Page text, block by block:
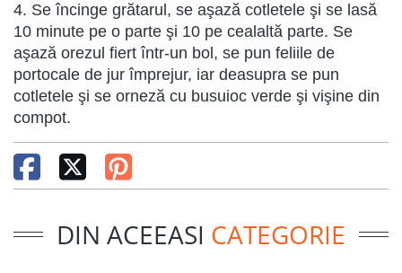
4. Se încinge grătarul, se aşază cotletele şi se lasă
10 minute pe o parte şi 10 pe cealaltă parte. Se
aşază orezul fiert într-un bol, se pun feliile de
portocale de jur împrejur, iar deasupra se pun
cotletele şi se orneză cu busuioc verde şi vişine din
compot.
DIN ACEEASI CATEGORIE